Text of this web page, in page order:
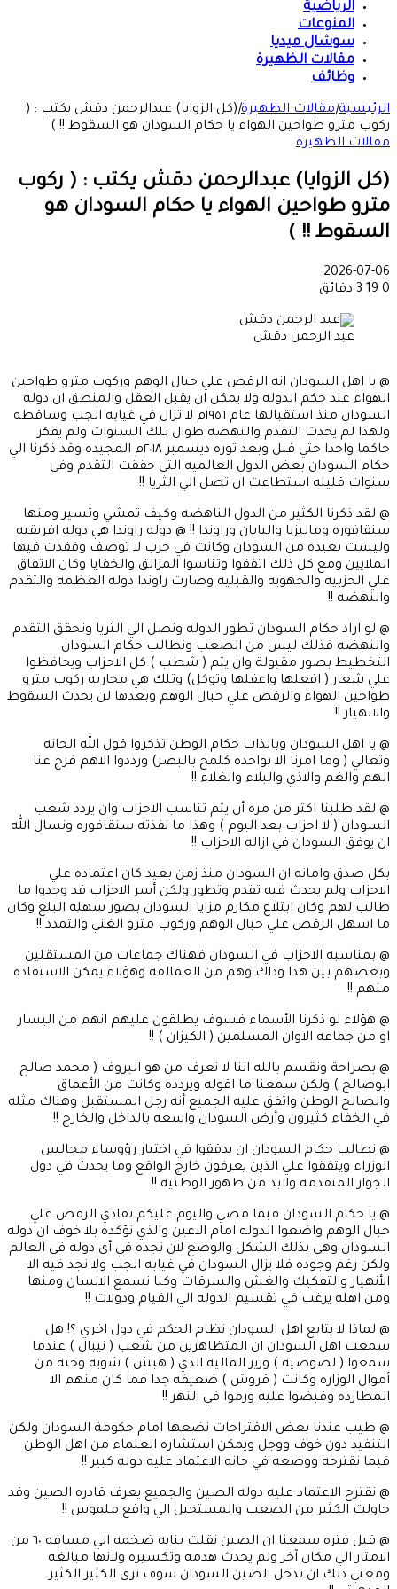
الرياضية
المنوعات
سوشال ميديا
مقالات الظهيرة
وظائف
الرئيسية|مقالات الظهيرة|(كل الزوايا) عبدالرحمن دقش يكتب : (
ركوب مترو طواحين الهواء يا حكام السودان هو السقوط !! )
مقالات الظهيرة
(كل الزوايا) عبدالرحمن دقش يكتب : ( ركوب
مترو طواحين الهواء يا حكام السودان هو
السقوط !! )
2026-07-06
0
3 دقائق
عبد الرحمن دقش
@ يا اهل السودان انه الرقص علي حبال الوهم وركوب مترو طواحين
الهواء عند حكم الدوله ولا يمكن ان يقبل العقل والمنطق ان دوله
السودان منذ استقبالها عام ١٩٥٦م لا تزال في غيابه الجب وساقطه
ولهذا لم يحدث التقدم والنهضه طوال تلك السنوات ولم يفكر
حاكما واحدا حتي قبل وبعد ثوره ديسمبر ٢٠١٨م المجيده وقد ذكرنا الي
حكام السودان بعض الدول العالميه التي حققت التقدم وفي
سنوات قليله استطاعت ان تصل الي الثريا !!
@ لقد ذكرنا الكثير من الدول الناهضه وكيف تمشي وتسير ومنها
سنقافوره وماليزيا واليابان وراوندا !! @ دوله راوندا هي دوله افريقيه
وليست بعيده من السودان وكانت في حرب لا توصف وفقدت فيها
الملايين ومع كل ذلك اتفقوا وتناسوا المزالق والخفايا وكان الاتفاق
علي الحزبيه والجهويه والقبليه وصارت راوندا دوله العظمه والتقدم
والنهضه !!
@ لو اراد حكام السودان تطور الدوله ونصل الي الثريا وتحقق التقدم
والنهضه فذلك ليس من الصعب ونطالب حكام السودان
التخطيط بصور مقبولة وان يتم ( شطب ) كل الاحزاب ويحافظوا
علي شعار ( افعلها واعقلها وتوكل) وتلك هي محاربه ركوب مترو
طواحين الهواء والرقص علي حبال الوهم وبعدها لن يحدث السقوط
والانهيار !!
@ يا اهل السودان وبالذات حكام الوطن تذكروا قول الله الحانه
وتعالي ( وما امرنا الا بواحده كلمح بالبصر) ورددوا الاهم فرج عنا
الهم والغم والاذي والبلاء والغلاء !!
@ لقد طلبنا اكثر من مره أن يتم تناسب الاحزاب وان يردد شعب
السودان ( لا احزاب بعد اليوم ) وهذا ما نفذته سنقافوره ونسال الله
ان يوفق السودان في ازاله الاحزاب !!
بكل صدق وامانه ان السودان منذ زمن بعيد كان اعتماده علي
الاحزاب ولم يحدث فيه تقدم وتطور ولكن أسر الاحزاب قد وجدوا ما
طالب لهم وكان ابتلاع مكارم مزايا السودان بصور سهله البلع وكان
ما اسهل الرقص علي حبال الوهم وركوب مترو الغني والتمدد !!
@ بمناسبه الاحزاب في السودان فهناك جماعات من المستقلين
وبعضهم بين هذا وذاك وهم من العمالقه وهؤلاء يمكن الاستفاده
منهم !!
@ هؤلاء لو ذكرنا الأسماء فسوف يطلقون عليهم انهم من اليسار
او من جماعه الاوان المسلمين ( الكيزان ) !!
@ بصراحة ونقسم بالله اننا لا نعرف من هو البروف ( محمد صالح
ابوصالح ) ولكن سمعنا ما اقوله ويردده وكانت من الأعماق
والصالح الوطن واتفق عليه الجميع أنه رجل المستقبل وهناك مثله
في الخفاء كثيرون وأرض السودان واسعه بالداخل والخارج !!
@ نطالب حكام السودان ان يدققوا في اختيار رؤوساء مجالس
الوزراء ويتفقوا علي الذين يعرفون خارج الواقع وما يحدث في دول
الجوار المتقدمه ولابد من ظهور الوطنية !!
@ يا حكام السودان فبما مضي واليوم عليكم تفادي الرقص علي
حبال الوهم واضعوا الدوله امام الاعين والذي نؤكده بلا خوف ان دوله
السودان وهي بذلك الشكل والوضع لان نجده في أي دوله في العالم
ولكن رغم وجوده فلا يزال السودان في غيابه الجب ولا نجد فيه الا
الأنهيار والتفكيك والغش والسرقات وكنا نسمع الانسان ومنها
ومن اهله يرغب في تقسيم الدوله الي القيام ودولات !!
@ لماذا لا يتابع اهل السودان نظام الحكم في دول اخري ؟! هل
سمعت اهل السودان ان المتظاهرين من شعب ( نيبال ) عندما
سمعوا ( لصوصيه ) وزير المالية الذي ( هبش ) شويه وحته من
أموال الوزاره وكانت ( قروش ) ضعيفه جدا فما كان منهم الا
المطارده وقبضوا عليه ورموا في النهر !!
@ طيب عندنا بعض الاقتراحات نضعها امام حكومة السودان ولكن
التنفيذ دون خوف ووجل ويمكن استشاره العلماء من اهل الوطن
فبما نقترحه ووضعه في حانه الاعتماد عليه دوله كبير !!
@ نقترح الاعتماد عليه دوله الصين والجميع يعرف قادره الصين وقد
حاولت الكثير من الصعب والمستحيل الي واقع ملموس !!
@ قبل فتره سمعنا ان الصين نقلت بنايه ضخمه الي مسافه ٦٠ من
الامتار الي مكان آخر ولم يحدث هدمه وتكسيره ولانها مبالغه
ومعني ذلك ان تدخل الصين السودان سوف نرى الكثير الكثير